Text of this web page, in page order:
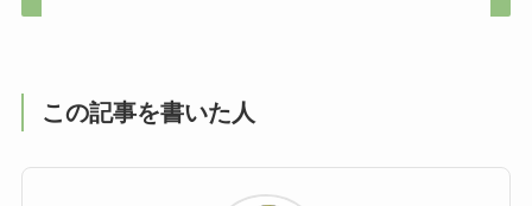
この記事を書いた人